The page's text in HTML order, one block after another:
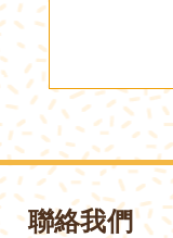
聯絡我們